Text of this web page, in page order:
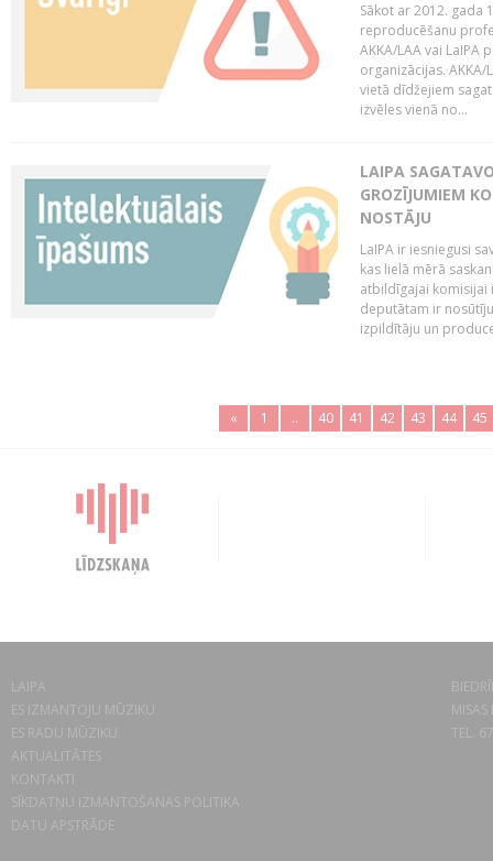
Sākot ar 2012. gada
reproducēšanu
AKKA/LAA vai LaIPA
organizācijas.
vietā dīdžejiem
izvēles vienā no...
LAIPA
GROZĪJUMIEM
NOSTĀJU
LaIPA ir iesniegusi
kas lielā mērā
atbildīgajai komisijai
deputātam ir
izpildītāju un
« 1 .. 40 41 42 43 44 45
LAIPA
ES IZMANTOJU MŪZIKU
ES RADU MŪZIKU
AKTUALITĀTES
KONTAKTI
SĪKDATŅU IZMANTOŠANAS POLITIKA
DATU APSTRĀDE
TEL.